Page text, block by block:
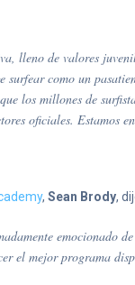
lleno de valores
como un
los millones de
oficiales. Estamos
, Sean Brody,
emocionado
el mejor programa